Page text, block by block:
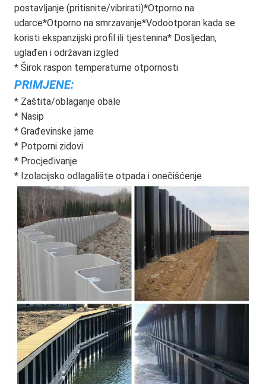
postavljanje (pritisnite/vibrirati)*Otporno na
udarce*Otporno na smrzavanje*Vodootporan kada se
koristi ekspanzijski profil ili tjestenina* Dosljedan,
uglađen i održavan izgled
* Širok raspon temperaturne otpornosti
PRIMJENE:
* Zaštita/oblaganje obale
* Nasip
* Građevinske jame
* Potporni zidovi
* Procjeđivanje
* Izolacijsko odlagalište otpada i onečišćenje